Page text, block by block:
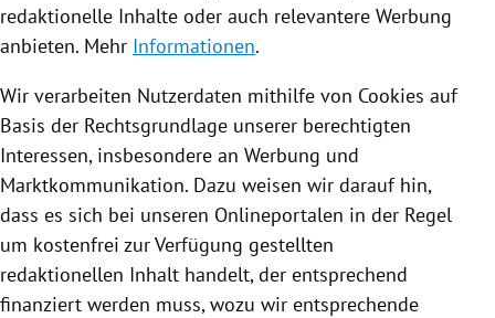
redaktionelle Inhalte oder auch relevantere Werbung
anbieten. Mehr Informationen.
Wir verarbeiten Nutzerdaten mithilfe von Cookies auf
Basis der Rechtsgrundlage unserer berechtigten
Interessen, insbesondere an Werbung und
Marktkommunikation. Dazu weisen wir darauf hin,
dass es sich bei unseren Onlineportalen in der Regel
um kostenfrei zur Verfügung gestellten
redaktionellen Inhalt handelt, der entsprechend
finanziert werden muss, wozu wir entsprechende